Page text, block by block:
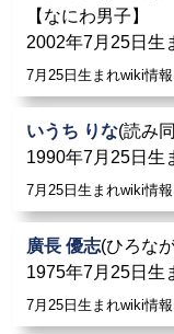
【なにわ男子】
2002年7月25日生
7月25日生まれwiki情
いうち りな(読み
1990年7月25日生
7月25日生まれwiki情
廣長 優志(ひろな
1975年7月25日生
7月25日生まれwiki情